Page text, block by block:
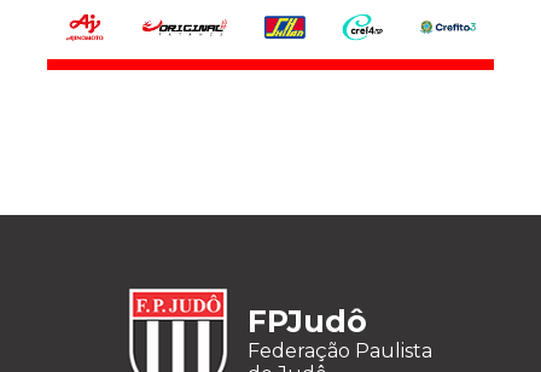
FPJudô
Federação Paulista